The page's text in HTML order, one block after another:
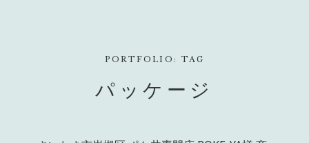
PORTFOLIO: TAG
パッケージ